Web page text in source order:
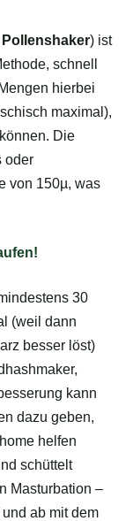
Pollenshaker) ist
schnell
hierbei
maximal),
Die
oder
von 150µ, was
30
(weil dann
besser löst)
kann
dazu geben,
helfen
schüttelt
Masturbation –
ab mit dem